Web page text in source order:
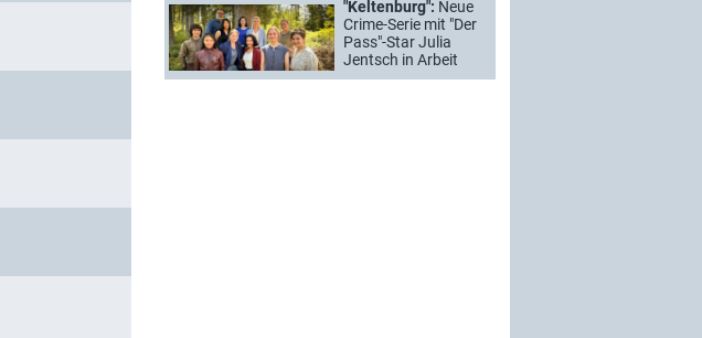
"Keltenburg": Neue
Crime-Serie mit "Der
Pass"-Star Julia
Jentsch in Arbeit